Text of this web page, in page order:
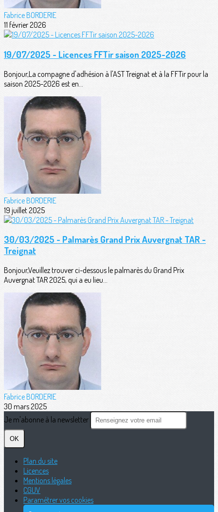
Fabrice BORDERIE
11 février 2026
19/07/2025 - Licences FFTir saison 2025-2026
Bonjour,La compagne d'adhésion à l'AST Treignat et à la FFTir pour la
saison 2025-2026 est en...
Fabrice BORDERIE
19 juillet 2025
30/03/2025 - Palmarès Grand Prix Auvergnat TAR -
Treignat
Bonjour,Veuillez trouver ci-dessous le palmarès du Grand Prix
Auvergnat TAR 2025, qui a eu lieu...
Fabrice BORDERIE
30 mars 2025
Je m'abonne à la newsletter
OK
Plan du site
Licences
Mentions légales
CGUV
Paramétrer vos cookies